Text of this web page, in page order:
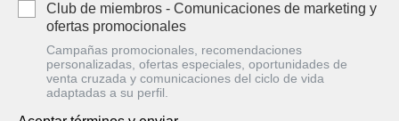
Club de miembros - Comunicaciones de marketing y
ofertas promocionales
Campañas promocionales, recomendaciones
personalizadas, ofertas especiales, oportunidades de
venta cruzada y comunicaciones del ciclo de vida
adaptadas a su perfil.